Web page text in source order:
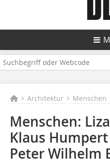
Architektur Menschen
Menschen:
Klaus
Peter Wilhelm